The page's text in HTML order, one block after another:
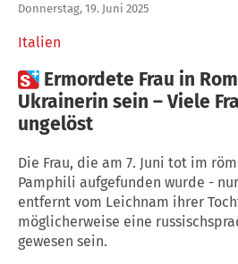
Italien
Donnerstag, 19. Juni 2025
 Ermordete Frau in
Ukrainerin sein – Viele
ungelöst
Die Frau, die am 7. Juni tot im
Pamphili aufgefunden wurde -
entfernt vom Leichnam ihrer
möglicherweise eine
gewesen sein.